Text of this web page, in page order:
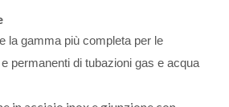
la gamma più completa per le
permanenti di tubazioni gas e acqua